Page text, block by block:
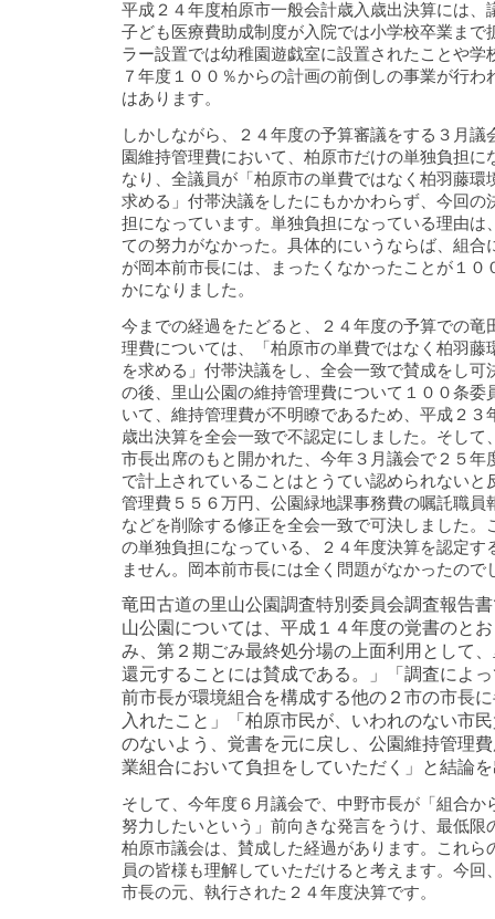
平成２４年度柏原市一般会計歳入歳出決算には、
子ども医療費助成制度が入院では小学校卒業まで
ラー設置では幼稚園遊戯室に設置されたことや学
７年度１００％からの計画の前倒しの事業が行わ
はあります。
しかしながら、２４年度の予算審議をする３月議
園維持管理費において、柏原市だけの単独負担に
なり、全議員が「柏原市の単費ではなく柏羽藤環
求める」付帯決議をしたにもかかわらず、今回の
担になっています。単独負担になっている理由は
ての努力がなかった。具体的にいうならば、組合
が岡本前市長には、まったくなかったことが１０
かになりました。
今までの経過をたどると、２４年度の予算での竜
理費については、「柏原市の単費ではなく柏羽藤
を求める」付帯決議をし、全会一致で賛成をし可
の後、里山公園の維持管理費について１００条委
いて、維持管理費が不明瞭であるため、平成２３
歳出決算を全会一致で不認定にしました。そして
市長出席のもと開かれた、今年３月議会で２５年
で計上されていることはとうてい認められないと
管理費５５６万円、公園緑地課事務費の嘱託職員
などを削除する修正を全会一致で可決しました。
の単独負担になっている、２４年度決算を認定す
ません。岡本前市長には全く問題がなかったので
竜田古道の里山公園調査特別委員会調査報告
山公園については、平成１４年度の覚書のと
み、第２期ごみ最終処分場の上面利用として
還元することには賛成である。」
「調査によ
前市長が環境組合を構成する他の２市の市長
入れたこと」「柏原市民が、いわれのない市
のないよう、覚書を元に戻し、公園維持管理
業組合において負担をしていただく」と結論
そして、今年度６月議会で、中野市長が「組合か
努力したいという」前向きな発言をうけ、最低限
柏原市議会は、賛成した経過があります。これら
員の皆様も理解していただけると考えます。今回
市長の元、執行された２４年度決算です。